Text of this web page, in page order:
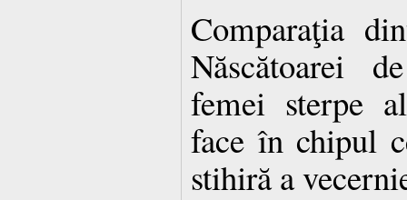
Comparaţia
Născătoarei
femei sterpe
face în chipul
stihiră a